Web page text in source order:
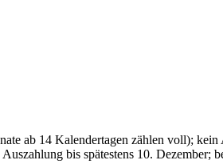
ab 14 Kalendertagen zählen voll);
bis spätestens 10. Dezember;